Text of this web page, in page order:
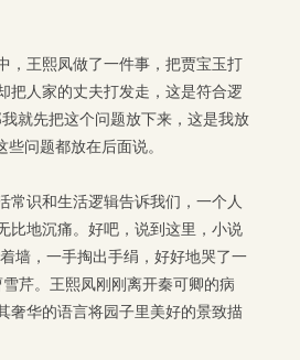
，王熙凤做了一件事，把贾宝玉打
把人家的丈夫打发走，这是符合逻
就先把这个问题放下来，这是我放
问题都放在后面说。
常识和生活逻辑告诉我们，一个人
比地沉痛。好吧，说到这里，小说
墙，一手掏出手绢，好好地哭了一
芹。王熙凤刚刚离开秦可卿的病
奢华的语言将园子里美好的景致描